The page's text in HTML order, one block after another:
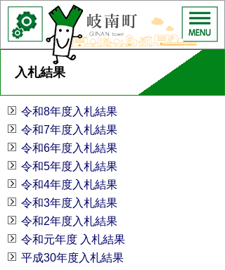
入札結果
令和8年度入札結果
令和7年度入札結果
令和6年度入札結果
令和5年度入札結果
令和4年度入札結果
令和3年度入札結果
令和2年度入札結果
令和元年度 入札結果
平成30年度入札結果